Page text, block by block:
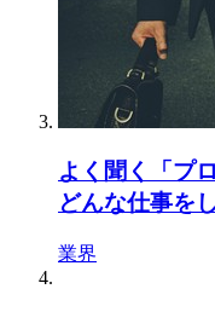
よく聞く「プ
どんな仕事を
業界